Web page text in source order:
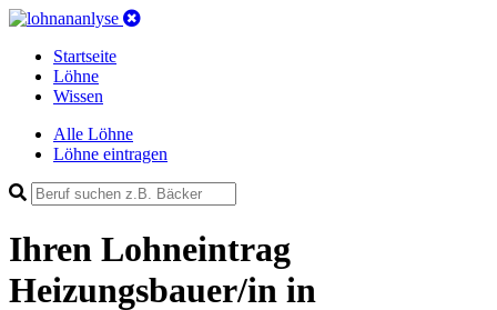
Startseite
Löhne
Wissen
Alle Löhne
Löhne eintragen
Ihren Lohneintrag
Heizungsbauer/in in